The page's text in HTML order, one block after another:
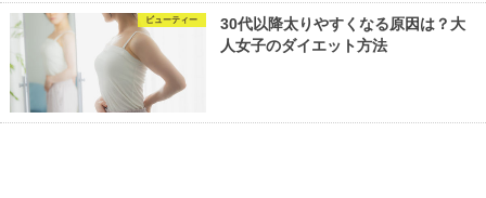
ビューティー
30代以降太りやすくなる原因は？大
人女子のダイエット方法